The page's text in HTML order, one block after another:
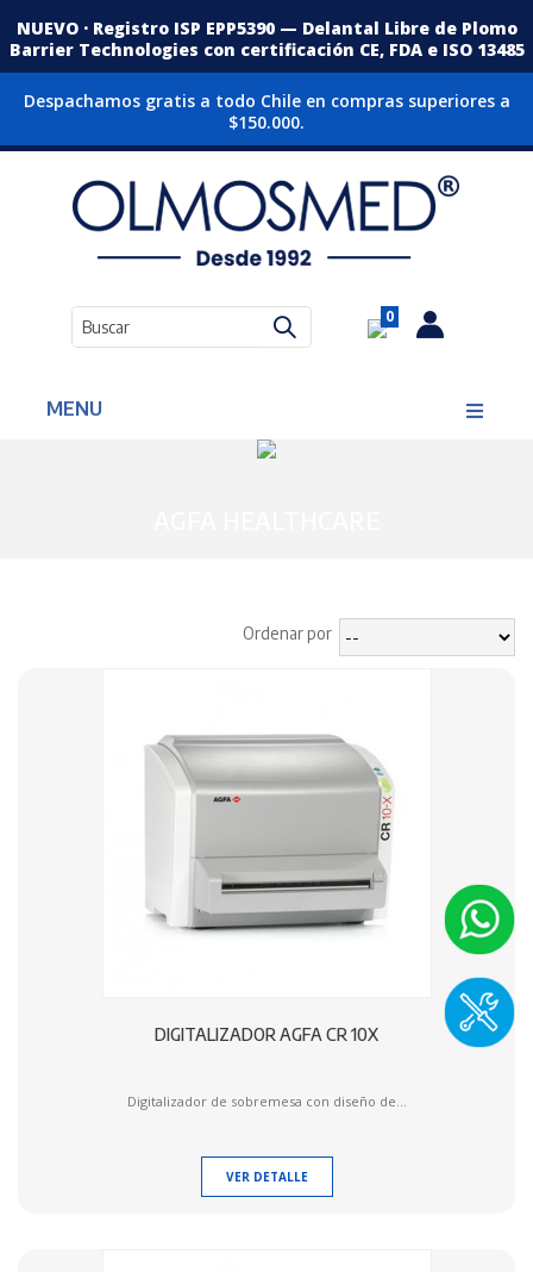
NUEVO · Registro ISP EPP5390 — Delantal Libre de Plomo
Barrier Technologies con certificación CE, FDA e ISO 13485
Despachamos gratis a todo Chile en compras superiores a
$150.000.
0
MENU
Ordenar por
DIGITALIZADOR AGFA CR 10X
Digitalizador de sobremesa con diseño de...
VER DETALLE